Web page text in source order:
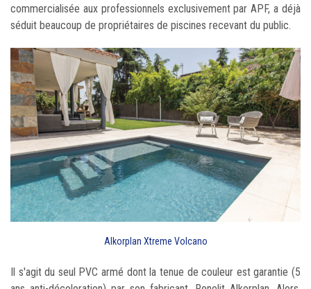
commercialisée aux professionnels exclusivement par APF, a déjà
séduit beaucoup de propriétaires de piscines recevant du public.
Alkorplan Xtreme Volcano
Il s'agit du seul PVC armé dont la tenue de couleur est garantie (5